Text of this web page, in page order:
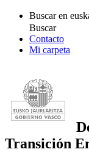
Buscar en
Buscar
Contacto
Mi carpeta
Transición